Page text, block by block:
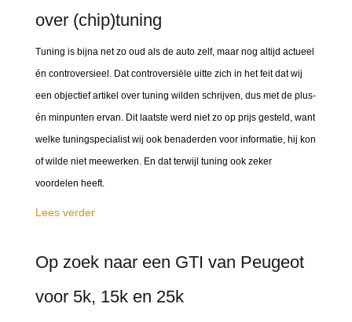
over (chip)tuning
Tuning is bijna net zo oud als de auto zelf, maar nog altijd actueel
én controversieel. Dat controversiële uitte zich in het feit dat wij
een objectief artikel over tuning wilden schrijven, dus met de plus-
én minpunten ervan. Dit laatste werd niet zo op prijs gesteld, want
welke tuningspecialist wij ook benaderden voor informatie, hij kon
of wilde niet meewerken. En dat terwijl tuning ook zeker
voordelen heeft.
Lees verder
Op zoek naar een GTI van Peugeot
voor 5k, 15k en 25k